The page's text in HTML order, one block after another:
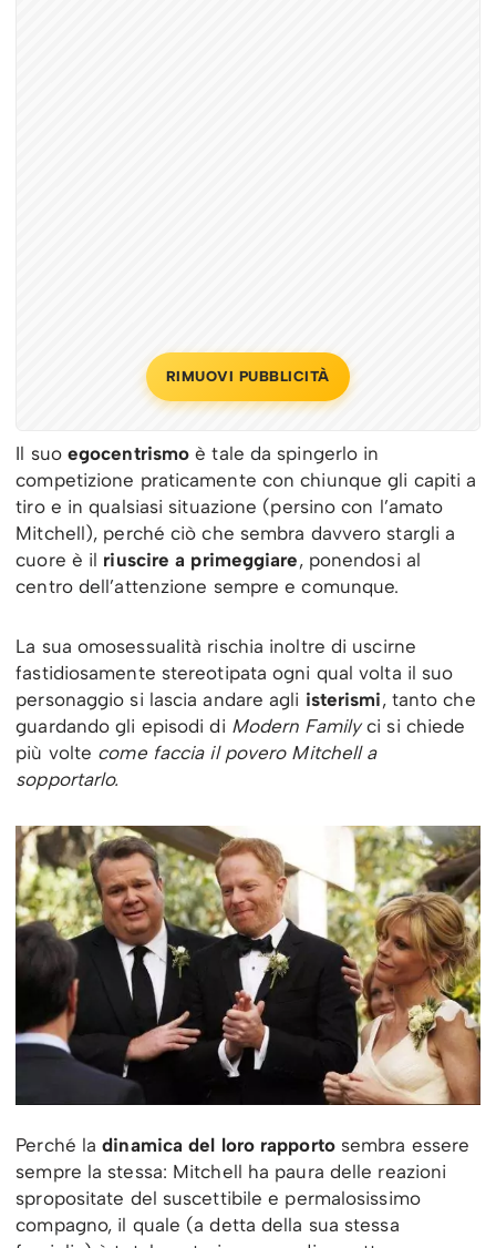
RIMUOVI PUBBLICITÀ
Il suo egocentrismoè tale da spingerlo in
competizione praticamente con chiunque gli capiti a
tiro e in qualsiasi situazione (persino con l’amato
Mitchell), perché ciò che sembra davvero stargli a
cuore è il riuscire a primeggiare, ponendosi al
centro dell’attenzione sempre e comunque.
La sua omosessualità rischia inoltre di uscirne
fastidiosamente stereotipata ogni qual volta il suo
personaggio si lascia andare agli isterismi, tanto che
guardando gli episodi di Modern Familyci si chiede
più volte come faccia il povero Mitchell a
sopportarlo.
Perché ladinamica del loro rapporto sembra essere
sempre la stessa: Mitchell ha paura delle reazioni
spropositate del suscettibile e permalosissimo
compagno, il quale (a detta della sua stessa